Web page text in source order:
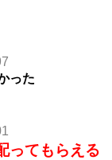
った
ってもらえる